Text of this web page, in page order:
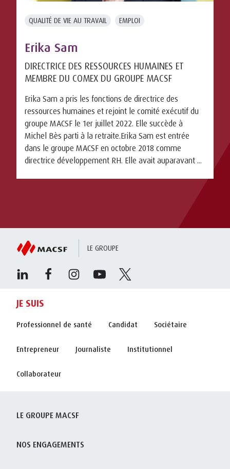
QUALITÉ DE VIE AU TRAVAIL EMPLOI
Erika Sam
DIRECTRICE DES RESSOURCES HUMAINES ET
MEMBRE DU COMEX DU GROUPE MACSF
Erika Sam a pris les fonctions de directrice des
ressources humaines et rejoint le comité exécutif du
groupe MACSF le 1er juillet 2022. Elle succède à
Michel Bès parti à la retraite.Erika Sam est entrée
dans le groupe MACSF en octobre 2018 comme
directrice développement RH. Elle avait auparavant ...
LE GROUPE
JE SUIS
Professionnel de santé Candidat Sociétaire
Entrepreneur Journaliste Institutionnel
Collaborateur
LE GROUPE MACSF
NOS ENGAGEMENTS